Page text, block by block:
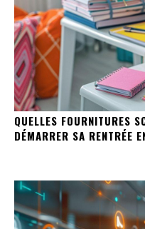
QUELLES FOURNITURES
DÉMARRER SA RENTRÉE